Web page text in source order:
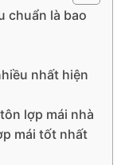
chuẩn là bao
nhất hiện
lợp mái nhà
mái tốt nhất